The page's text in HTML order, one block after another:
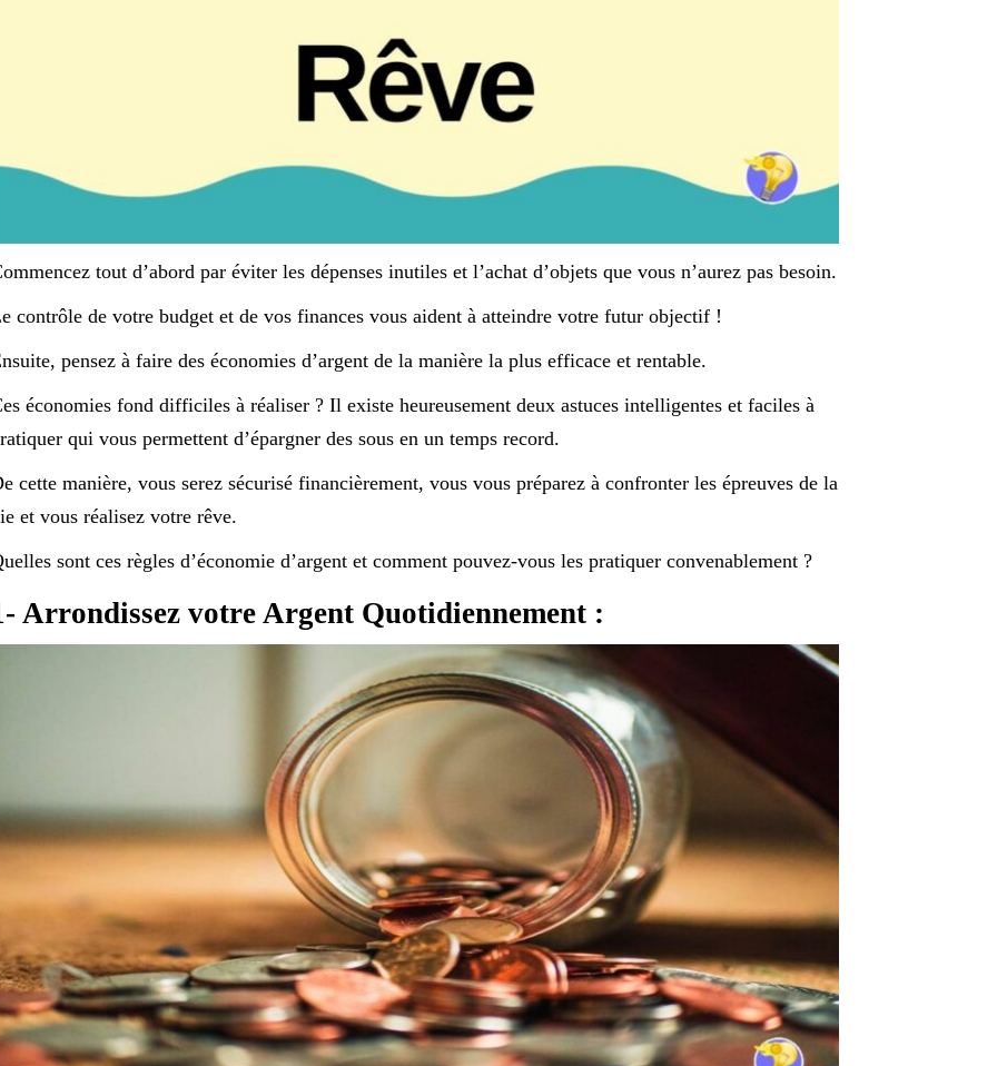
tout d’abord par éviter les dépenses inutiles et l’achat d’objets que vous n’aurez pas besoin.
contrôle de votre budget et de vos finances vous aident à atteindre votre futur objectif !
pensez à faire des économies d’argent de la manière la plus efficace et rentable.
économies fond difficiles à réaliser ? Il existe heureusement deux astuces intelligentes et faciles à
qui vous permettent d’épargner des sous en un temps record.
cette manière, vous serez sécurisé financièrement, vous vous préparez à confronter les épreuves de la
et vous réalisez votre rêve.
sont ces règles d’économie d’argent et comment pouvez-vous les pratiquer convenablement ?
Arrondissez votre Argent Quotidiennement :